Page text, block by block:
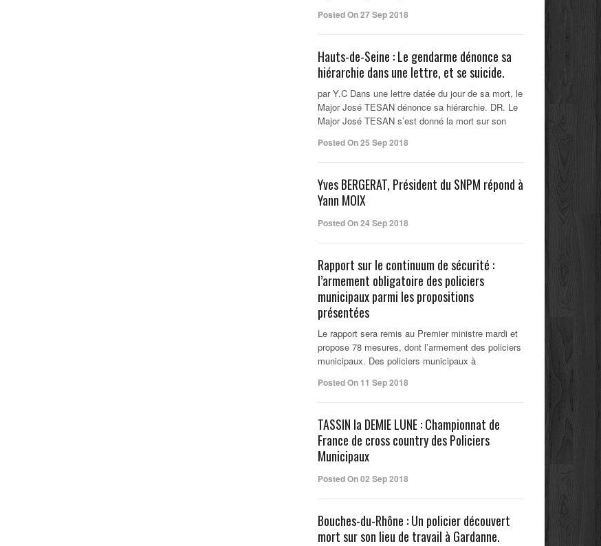
Posted On 27 Sep 2018
Hauts-de-Seine : Le gendarme dénonce sa
hiérarchie dans une lettre, et se suicide.
par Y.C Dans une lettre datée du jour de sa mort, le
Major José TESAN dénonce sa hiérarchie. DR. Le
Major José TESAN s’est donné la mort sur son
Posted On 25 Sep 2018
Yves BERGERAT, Président du SNPM répond à
Yann MOIX
Posted On 24 Sep 2018
Rapport sur le continuum de sécurité :
l’armement obligatoire des policiers
municipaux parmi les propositions
présentées
Le rapport sera remis au Premier ministre mardi et
propose 78 mesures, dont l’armement des policiers
municipaux. Des policiers municipaux à
Posted On 11 Sep 2018
TASSIN la DEMIE LUNE : Championnat de
France de cross country des Policiers
Municipaux
Posted On 02 Sep 2018
Bouches-du-Rhône : Un policier découvert
mort sur son lieu de travail à Gardanne.